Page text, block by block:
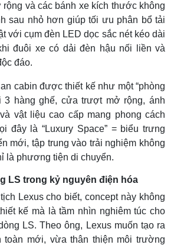
và các bánh xe kích thước không
sau nhỏ hơn giúp tối ưu phân bổ tải
với cụm đèn LED dọc sắc nét kéo dài
đuôi xe có dải đèn hậu nối liền và
đáo.
cabin được thiết kế như một “phòng
3 hàng ghế, cửa trượt mở rộng, ánh
vật liệu cao cấp mang phong cách
đây là “Luxury Space” = biểu trưng
mới, tập trung vào trải nghiệm không
là phương tiện di chuyển.
LS trong kỷ nguyên điện hóa
Lexus cho biết, concept này không
kế mà là tầm nhìn nghiêm túc cho
LS. Theo ông, Lexus muốn tạo ra
toàn mới, vừa thân thiện môi trường